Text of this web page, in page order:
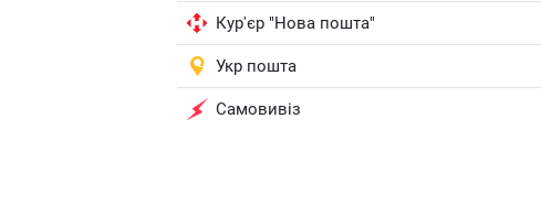
Кур'єр "Нова пошта"
Укр пошта
Самовивіз